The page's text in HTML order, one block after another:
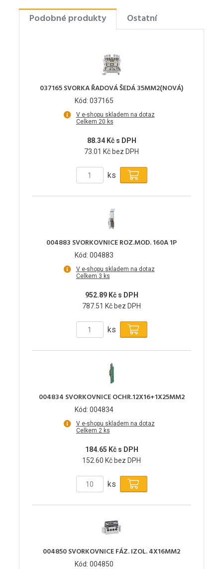
Podobné produkty Ostatní
037165 SVORKA ŘADOVÁ ŠEDÁ 35MM2(NOVÁ)
Kód: 037165
V e-shopu skladem na dotaz
Celkem 20 ks
88.34 Kč s DPH
73.01 Kč bez DPH
ks
004883 SVORKOVNICE ROZ.MOD. 160A 1P
Kód: 004883
V e-shopu skladem na dotaz
Celkem 3 ks
952.89 Kč s DPH
787.51 Kč bez DPH
ks
004834 SVORKOVNICE OCHR.12X16+1X25MM2
Kód: 004834
V e-shopu skladem na dotaz
Celkem 2 ks
184.65 Kč s DPH
152.60 Kč bez DPH
ks
004850 SVORKOVNICE FÁZ. IZOL. 4X16MM2
Kód: 004850